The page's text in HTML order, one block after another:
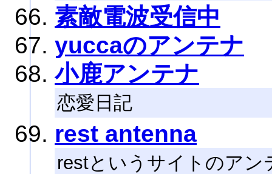
素敵電波受信中
yuccaのアンテナ
小鹿アンテナ
恋愛日記
rest antenna
restというサイトのアン